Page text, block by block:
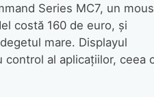
Series MC7, un
costă 160 de euro, și
mare. Displayul
al aplicațiilor, ceea